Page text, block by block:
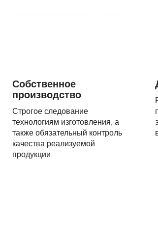
Собственное
производство
Строгое следование
технологиям изготовления, а
также обязательный контроль
качества реализуемой
продукции